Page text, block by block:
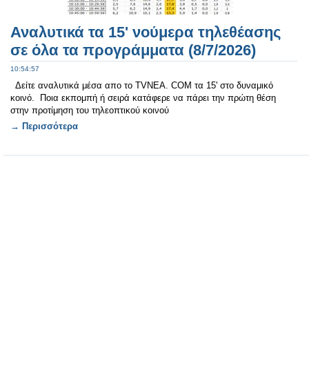
Αναλυτικά τα 15' νούμερα τηλεθέασης
σε όλα τα προγράμματα (8/7/2026)
10:54:57
Δείτε αναλυτικά μέσα απο το TVNEA. COM τα 15' στο δυναμικό
κοινό. Ποια εκπομπή ή σειρά κατάφερε να πάρει την πρώτη θέση
στην προτίμηση του τηλεοπτικού κοινού
→ Περισσότερα